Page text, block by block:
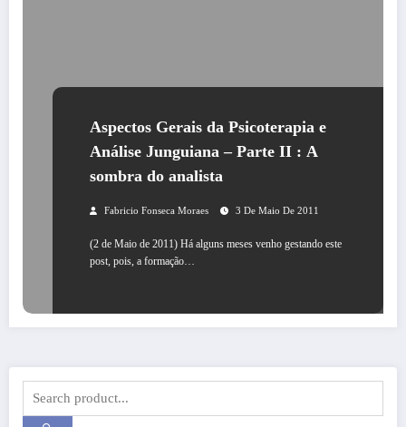
Aspectos Gerais da Psicoterapia e
Análise Junguiana – Parte II : A
sombra do analista
Fabricio Fonseca Moraes 3 De Maio De 2011
(2 de Maio de 2011) Há alguns meses venho gestando este
post, pois, a formação…